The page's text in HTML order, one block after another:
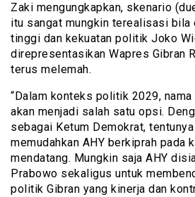
Zaki mengungkapkan, skenario
itu sangat mungkin terealisasi bila
tinggi dan kekuatan politik Joko
direpresentasikan Wapres Gibran
terus melemah.
“Dalam konteks politik 2029,
akan menjadi salah satu opsi.
sebagai Ketum Demokrat,
memudahkan AHY berkiprah pada
mendatang. Mungkin saja AHY
Prabowo sekaligus untuk
politik Gibran yang kinerja dan